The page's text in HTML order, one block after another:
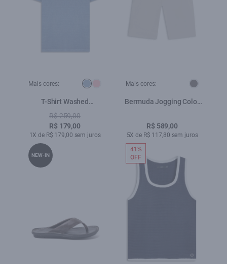
Mais cores:
T-Shirt Washed
Essentials Azul Pervante
R$ 259,00
R$ 179,00
1X de R$ 179,00 sem juros
Mais cores:
Bermuda Jogging Color
R$ 589,00
5X de R$ 117,80 sem juros
NEW-IN
41%
OFF